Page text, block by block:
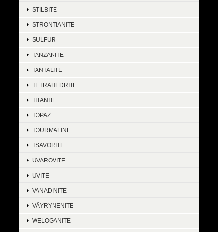
STILBITE
STRONTIANITE
SULFUR
TANZANITE
TANTALITE
TETRAHEDRITE
TITANITE
TOPAZ
TOURMALINE
TSAVORITE
UVAROVITE
UVITE
VANADINITE
VÄYRYNENITE
WELOGANITE